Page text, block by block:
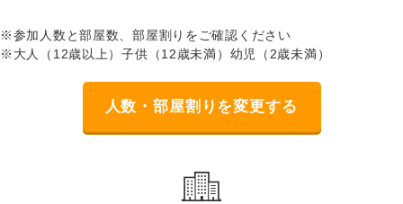
※参加人数と部屋数、部屋割りをご確認ください
※大人（12歳以上）子供（12歳未満）幼児（2歳未満）
人数・部屋割りを変更する